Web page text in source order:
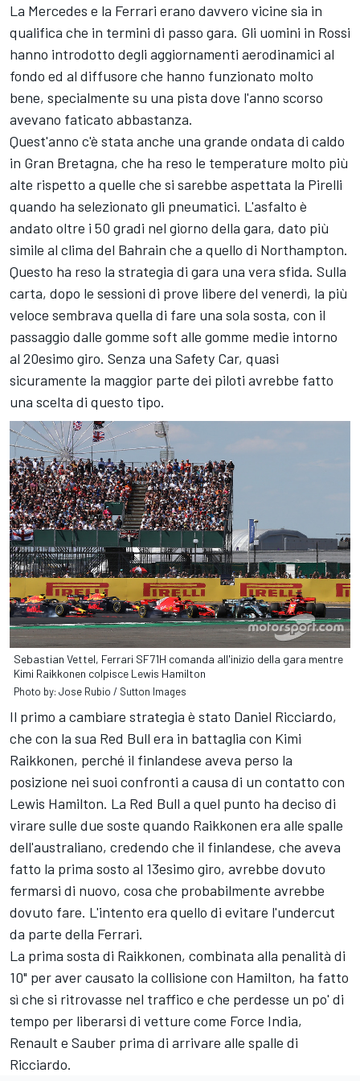
La Mercedes e la Ferrari erano davvero vicine sia in
qualifica che in termini di passo gara. Gli uomini in Rossi
hanno introdotto degli aggiornamenti aerodinamici al
fondo ed al diffusore che hanno funzionato molto
bene, specialmente su una pista dove l'anno scorso
avevano faticato abbastanza.
Quest'anno c'è stata anche una grande ondata di caldo
in Gran Bretagna, che ha reso le temperature molto più
alte rispetto a quelle che si sarebbe aspettata la Pirelli
quando ha selezionato gli pneumatici. L'asfalto è
andato oltre i 50 gradi nel giorno della gara, dato più
simile al clima del Bahrain che a quello di Northampton.
Questo ha reso la strategia di gara una vera sfida. Sulla
carta, dopo le sessioni di prove libere del venerdì, la più
veloce sembrava quella di fare una sola sosta, con il
passaggio dalle gomme soft alle gomme medie intorno
al 20esimo giro. Senza una Safety Car, quasi
sicuramente la maggior parte dei piloti avrebbe fatto
una scelta di questo tipo.
Sebastian Vettel, Ferrari SF71H comanda all'inizio della gara mentre
Kimi Raikkonen colpisce Lewis Hamilton
Photo by: Jose Rubio / Sutton Images
Il primo a cambiare strategia è stato Daniel Ricciardo,
che con la sua Red Bull era in battaglia con Kimi
Raikkonen, perché il finlandese aveva perso la
posizione nei suoi confronti a causa di un contatto con
Lewis Hamilton. La Red Bull a quel punto ha deciso di
virare sulle due soste quando Raikkonen era alle spalle
dell'australiano, credendo che il finlandese, che aveva
fatto la prima sosto al 13esimo giro, avrebbe dovuto
fermarsi di nuovo, cosa che probabilmente avrebbe
dovuto fare. L'intento era quello di evitare l'undercut
da parte della Ferrari.
La prima sosta di Raikkonen, combinata alla penalità di
10" per aver causato la collisione con Hamilton, ha fatto
sì che si ritrovasse nel traffico e che perdesse un po' di
tempo per liberarsi di vetture come Force India,
Renault e Sauber prima di arrivare alle spalle di
Ricciardo.